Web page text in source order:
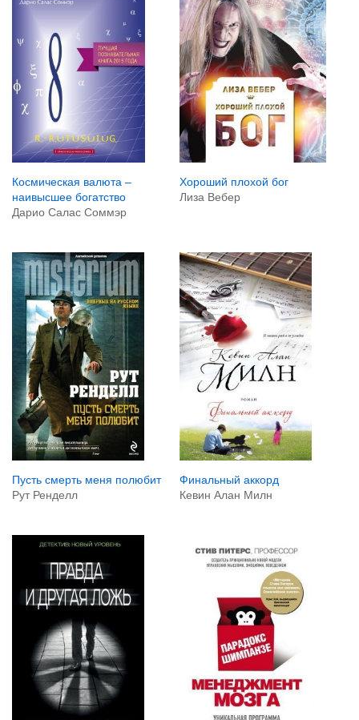
Космическая валюта –
наивысшее богатство
Дарио Салас Соммэр
Хороший плохой бог
Лиза Вебер
Пусть смерть меня полюбит
Рут Ренделл
Финальный аккорд
Кевин Алан Милн